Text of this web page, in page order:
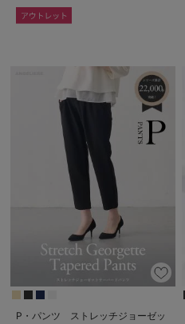
P・パンツ ストレッチジョーゼッ